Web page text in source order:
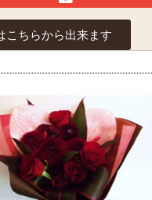
ちらから出来ます